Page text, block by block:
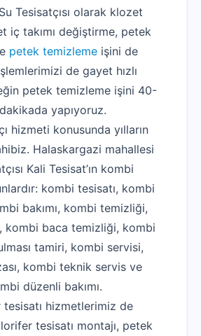
Tesisatçısı olarak klozet
iç takımı değiştirme, petek
petek temizleme işini de
de gayet hızlı
petek temizleme işini 40-
yapıyoruz.
hizmeti konusunda yılların
Halaskargazi mahallesi
Kali Tesisat’ın kombi
kombi tesisatı, kombi
bakımı, kombi temizliği,
kombi baca temizliği, kombi
tamiri, kombi servisi,
kombi teknik servis ve
düzenli bakımı.
tesisatı hizmetlerimiz de
tesisatı montajı, petek